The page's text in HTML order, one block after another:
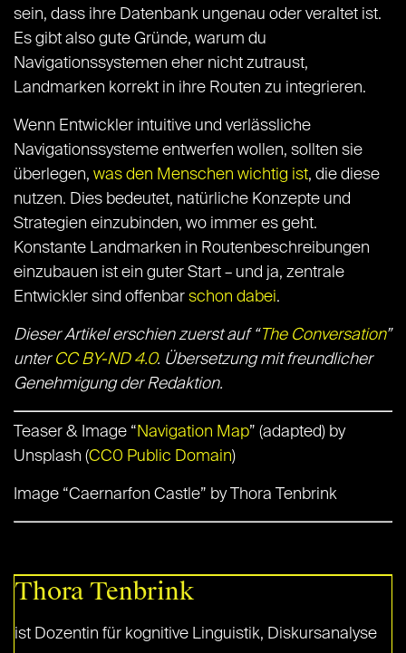
sein, dass ihre Datenbank ungenau oder veraltet ist.
Es gibt also gute Gründe, warum du
Navigationssystemen eher nicht zutraust,
Landmarken korrekt in ihre Routen zu integrieren.
Wenn Entwickler intuitive und verlässliche
Navigationssysteme entwerfen wollen, sollten sie
überlegen, was den Menschen wichtig ist, die diese
nutzen. Dies bedeutet, natürliche Konzepte und
Strategien einzubinden, wo immer es geht.
Konstante Landmarken in Routenbeschreibungen
einzubauen ist ein guter Start – und ja, zentrale
Entwickler sind offenbar schon dabei.
Dieser Artikel erschien zuerst auf “ The Conversation”
unter CC BY-ND 4.0. Übersetzung mit freundlicher
Genehmigung der Redaktion.
Teaser & Image “ Navigation Map” (adapted) by
Unsplash (CC0 Public Domain)
Image “Caernarfon Castle” by Thora Tenbrink
Thora Tenbrink
ist Dozentin für kognitive Linguistik, Diskursanalyse